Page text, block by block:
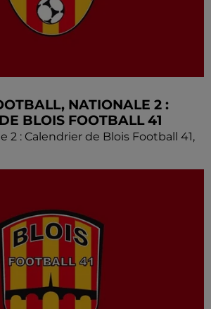
NATIONALE 2 :
BLOIS FOOTBALL 41
2 : Calendrier de Blois Football 41,